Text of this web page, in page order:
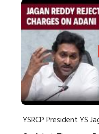
YSRCP President YS